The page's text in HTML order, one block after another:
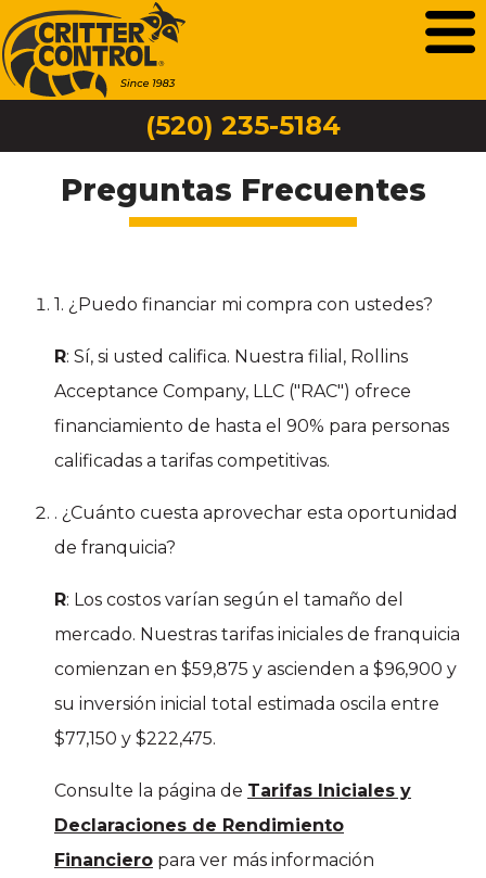
(520) 235-5184
Preguntas Frecuentes
1. ¿Puedo financiar mi compra con ustedes?
R: Sí, si usted califica. Nuestra filial, Rollins
Acceptance Company, LLC ("RAC") ofrece
financiamiento de hasta el 90% para personas
calificadas a tarifas competitivas.
. ¿Cuánto cuesta aprovechar esta oportunidad
de franquicia?
R: Los costos varían según el tamaño del
mercado. Nuestras tarifas iniciales de franquicia
comienzan en $59,875 y ascienden a $96,900 y
su inversión inicial total estimada oscila entre
$77,150 y $222,475.
Consulte la página de Tarifas Iniciales y
Declaraciones de Rendimiento
Financiero para ver más información